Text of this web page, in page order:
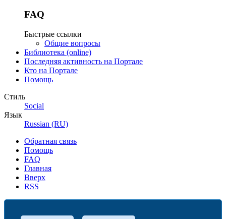
FAQ
Быстрые ссылки
Общие вопросы
Библиотека (online)
Последняя активность на Портале
Кто на Портале
Помощь
Стиль
Social
Язык
Russian (RU)
Обратная связь
Помощь
FAQ
Главная
Вверх
RSS